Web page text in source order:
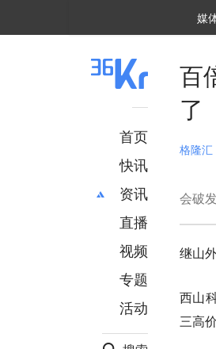
媒
首页
快讯
资讯
推荐
财经
项目推荐
安徽
直播
视频
专题
活动
百
了
格隆汇
会破
继山
西山
三高